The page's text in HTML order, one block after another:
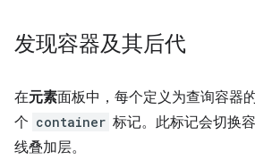
发现容器及其后代
在元素面板中，每个定义为查询容器
个 container 标记。此标记会切换
线叠加层。